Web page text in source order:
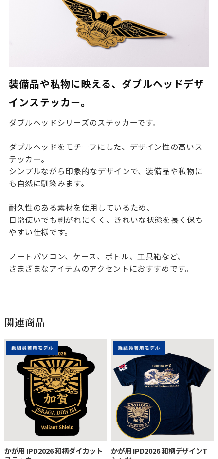
装備品や私物に映える、ダブルヘッドデザ
インステッカー。
ダブルヘッドシリーズのステッカーです。
ダブルヘッドをモチーフにした、デザイン性の高いス
テッカー。
シンプルながら印象的なデザインで、装備品や私物に
も自然に馴染みます。
耐久性のある素材を使用しているため、
日常使いでも剥がれにくく、きれいな状態を長く保ち
やすい仕様です。
ノートパソコン、ケース、ボトル、工具箱など、
さまざまなアイテムのアクセントにおすすめです。
関連商品
かが用 IPD2026 和柄ダイカット
かが用 IPD2026 和柄デザインT